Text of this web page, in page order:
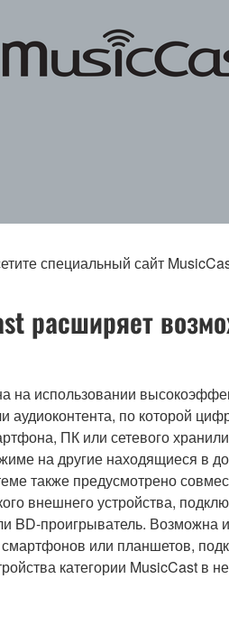
специальный сайт
расширяет
на использовании
аудиоконтента, по которой
ПК или сетевого
на другие находящиеся в
также предусмотрено
внешнего устройства,
BD-проигрыватель. Возможна
смартфонов или планшетов,
категории MusicCast в